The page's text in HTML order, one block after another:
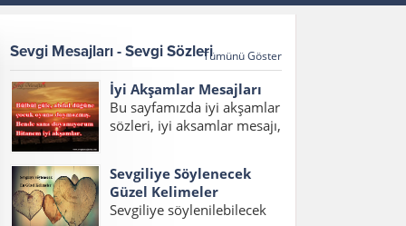
Sevgi Mesajları - Sevgi SözleriTümünü Göster
İyi Akşamlar Mesajları
Bu sayfamızda iyi akşamlar
sözleri, iyi aksamlar mesajı,
akşamlar mesajı, en güzel
iyi akşamlar mesajı
yazılarını bulabilirsiniz.
Sevgiliye Söylenecek
Güzel Kelimeler
Sevgiliye söylenilebilecek